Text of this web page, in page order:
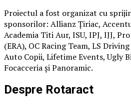
Proiectul a fost organizat cu
sponsorilor: Allianz Țiriac,
Academia Titi Aur, ISU, IPJ, IJJ,
(ERA), OC Racing Team, LS
Auto Copii, Lifetime Events, Ugly
Focacceria și Panoramic.
Despre Rotaract